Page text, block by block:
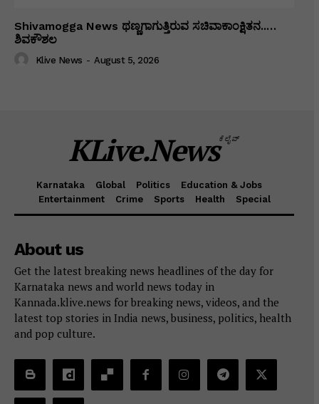
Shivamogga News ಥಣ್ಣಗಾಗುತ್ತಿರುವ ಸಚಿವಾಕಾಂಕ್ಷಿತನ..…
ಶಿವಕೌಶಲ
Klive News - August 5, 2026
KLive.Newsಕೆಲೈವ್
Karnataka Global Politics
Education & Jobs
Entertainment
Crime Sports Health Special
About us
Get the latest breaking news headlines of the day for
Karnataka news and world news today in
Kannada.klive.news for breaking news, videos, and the
latest top stories in India news, business, politics, health
and pop culture.